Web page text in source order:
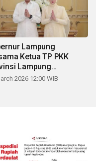
Lampung
Ketua TP PKK
Lampung
Selamat Hari
2026 12:00 WIB